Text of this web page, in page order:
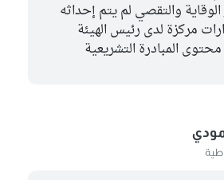
والتقصي لم يتم إحداثه
مركزة لدى رئيس الهيئة
المبادرة التشريعية